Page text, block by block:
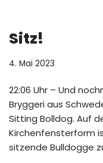
Sitz!
4. Mai 2023
22:06 Uhr – Und
Bryggeri aus
Sitting Bolldog. Auf
Kirchenfensterform
sitzende Bulldogge